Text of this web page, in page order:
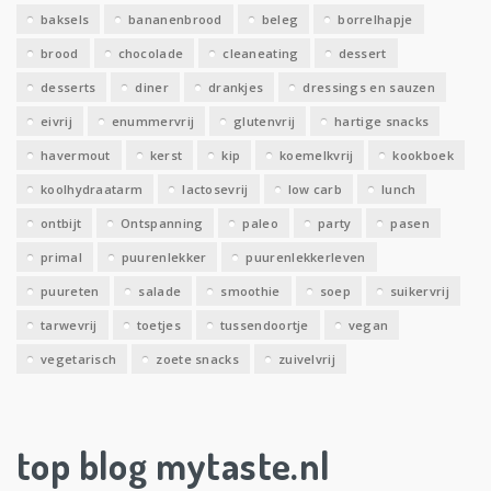
baksels bananenbrood beleg borrelhapje
brood chocolade cleaneating dessert
desserts diner drankjes dressings en sauzen
eivrij enummervrij glutenvrij hartige snacks
havermout kerst kip koemelkvrij kookboek
koolhydraatarm lactosevrij low carb lunch
ontbijt Ontspanning paleo party pasen
primal puurenlekker puurenlekkerleven
puureten salade smoothie soep suikervrij
tarwevrij toetjes tussendoortje vegan
vegetarisch zoete snacks zuivelvrij
top blog mytaste.nl